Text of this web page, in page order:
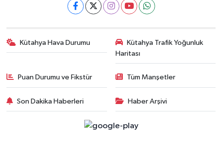
Kütahya Hava Durumu
Kütahya Trafik Yoğunluk
Haritası
Puan Durumu ve Fikstür Tüm Manşetler
Son Dakika Haberleri Haber Arşivi